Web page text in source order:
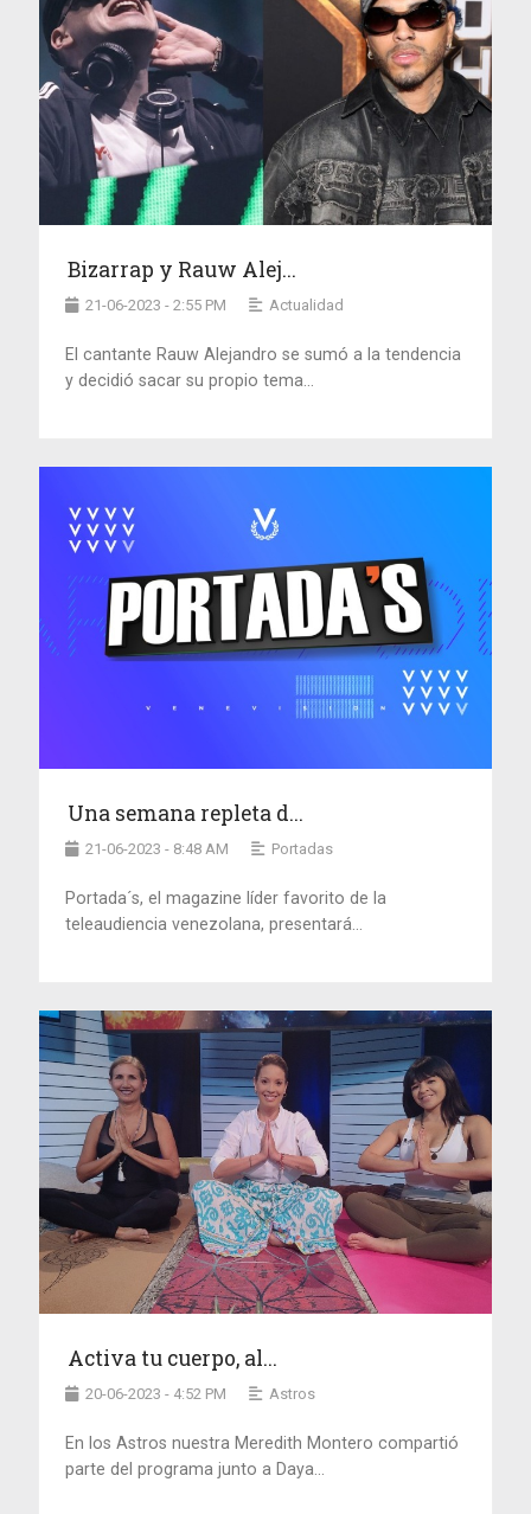
Bizarrap y Rauw Alej...
21-06-2023 - 2:55 PM Actualidad
El cantante Rauw Alejandro se sumó a la tendencia
y decidió sacar su propio tema...
Una semana repleta d...
21-06-2023 - 8:48 AM Portadas
Portada´s, el magazine líder favorito de la
teleaudiencia venezolana, presentará...
Activa tu cuerpo, al...
20-06-2023 - 4:52 PM Astros
En los Astros nuestra Meredith Montero compartió
parte del programa junto a Daya...